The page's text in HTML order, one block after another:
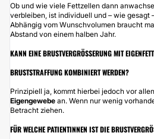
Ob und wie viele Fettzellen dann
verbleiben, ist individuell und – wie gesagt
Abhängig vom Wunschvolumen braucht
Abstand von einem halben Jahr.
KANN EINE BRUSTVERGRÖSSERUNG MIT
RUSTSTRAFFUNG KOMBINIERT WERDEN?
Prinzipiell ja, kommt hierbei jedoch vor
Eigengewebe an. Wenn nur wenig
Betracht ziehen.
FÜR WELCHE PATIENTINNEN IST DIE